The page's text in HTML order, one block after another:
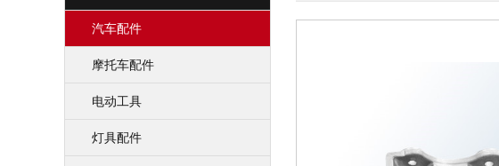
汽车配件
摩托车配件
电动工具
灯具配件